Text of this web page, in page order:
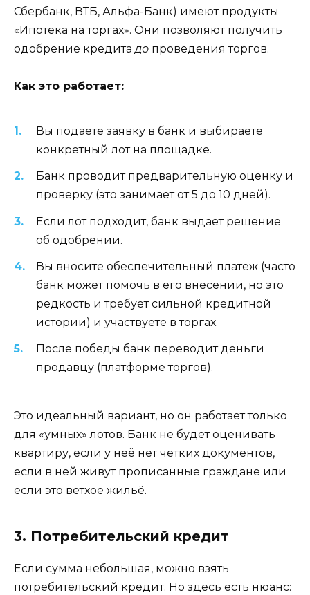
Сбербанк, ВТБ, Альфа-Банк) имеют продукты
«Ипотека на торгах». Они позволяют получить
одобрение кредита до проведения торгов.
Как это работает:
Вы подаете заявку в банк и выбираете
конкретный лот на площадке.
Банк проводит предварительную оценку и
проверку (это занимает от 5 до 10 дней).
Если лот подходит, банк выдает решение
об одобрении.
Вы вносите обеспечительный платеж (часто
банк может помочь в его внесении, но это
редкость и требует сильной кредитной
истории) и участвуете в торгах.
После победы банк переводит деньги
продавцу (платформе торгов).
Это идеальный вариант, но он работает только
для «умных» лотов. Банк не будет оценивать
квартиру, если у неё нет четких документов,
если в ней живут прописанные граждане или
если это ветхое жильё.
3. Потребительский кредит
Если сумма небольшая, можно взять
потребительский кредит. Но здесь есть нюанс: